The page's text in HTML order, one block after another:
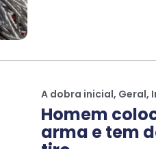
A dobra inicial, Geral,
Homem
arma e tem